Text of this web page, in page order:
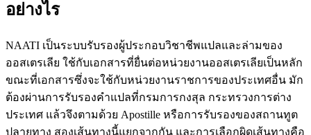
อย่างไร
NAATI เป็นระบบรับรองผู้ประกอบวิชาชีพแปลและล่ามของ
ออสเตรเลีย ใช้กับเอกสารที่ยื่นต่อหน่วยงานออสเตรเลียเป็นหลัก
ขณะที่เอกสารซึ่งจะใช้กับหน่วยงานราชการของประเทศอื่น มัก
ต้องผ่านการรับรองคำแปลที่กรมการกงสุล กระทรวงการต่าง
ประเทศ แล้วจึงตามด้วย Apostille หรือการรับรองของสถานทูต
ปลายทาง สองเส้นทางนี้แยกจากกัน และการเลือกผิดเส้นทางคือ